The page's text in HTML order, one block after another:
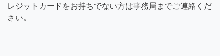
レジットカードをお持ちでない方は事務局までご連絡くだ
さい。